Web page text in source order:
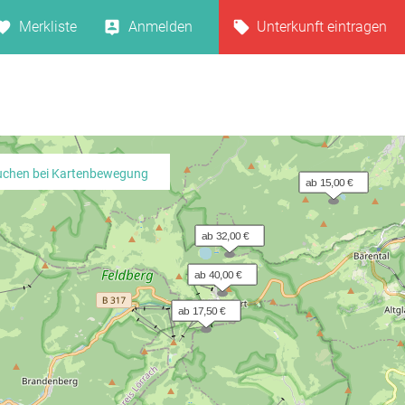
Merkliste Anmelden Unterkunft eintragen
ab 32,00 €
ab 17,50 €
ab 40,00 €
ab 15,00 €
bei Kartenbewegung